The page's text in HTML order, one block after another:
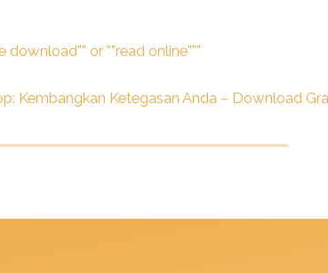
download"" or ""read online"""
Kembangkan Ketegasan Anda – Download